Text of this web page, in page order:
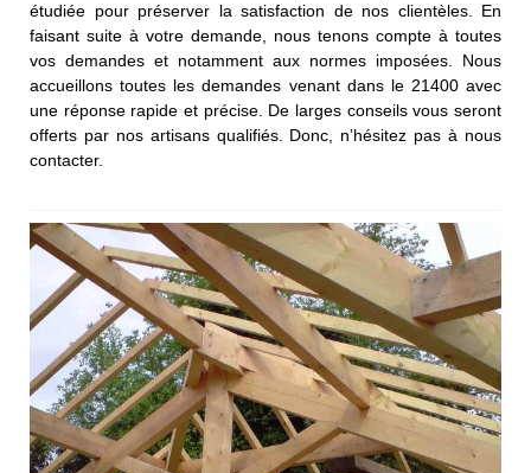
étudiée pour préserver la satisfaction de nos clientèles. En
faisant suite à votre demande, nous tenons compte à toutes
vos demandes et notamment aux normes imposées. Nous
accueillons toutes les demandes venant dans le 21400 avec
une réponse rapide et précise. De larges conseils vous seront
offerts par nos artisans qualifiés. Donc, n’hésitez pas à nous
contacter.